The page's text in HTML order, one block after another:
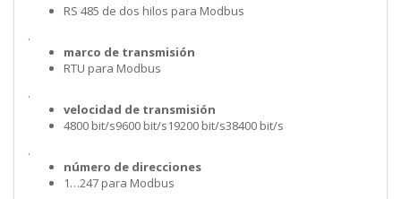
RS 485 de dos hilos para Modbus
.
marco de transmisión
RTU para Modbus
.
velocidad de transmisión
4800 bit/s9600 bit/s19200 bit/s38400 bit/s
.
número de direcciones
1…247 para Modbus